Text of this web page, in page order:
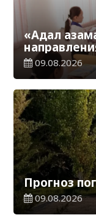
«Адал
работы в
09.08.2026
Прогноз
09.08.2026